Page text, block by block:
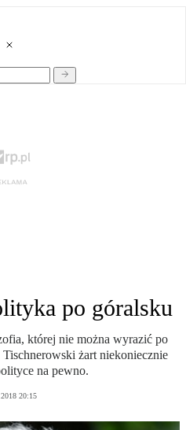
po góralsku
której nie można wyrazić po
żart niekoniecznie
na pewno.
20:15